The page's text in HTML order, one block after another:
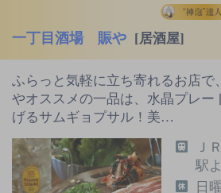
一丁目酒場 賑や [居酒屋]
ふらっと気軽に立ち寄れるお店で
やオススメの一品は、水晶プレー
げるサムギョプサル！美…
Ｊ
駅
日曜